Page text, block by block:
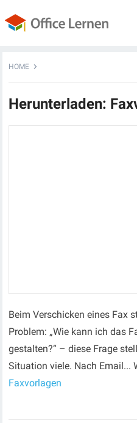
HOME
Herunterladen:
Beim Verschicken eines Fax
Problem: „Wie kann ich das
gestalten?“ – diese Frage
Situation viele. Nach Email...
Faxvorlagen